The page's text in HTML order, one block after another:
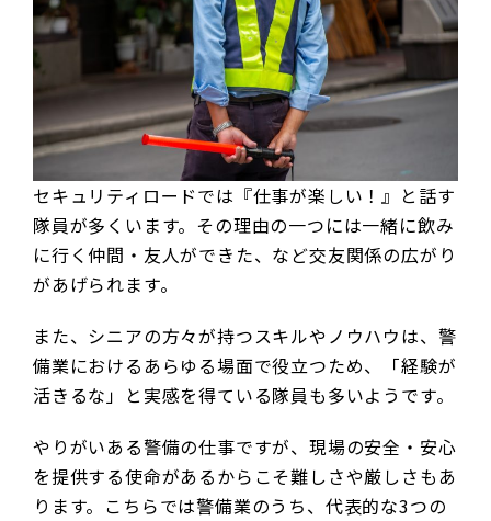
セキュリティロードでは『仕事が楽しい！』と話す
隊員が多くいます。その理由の一つには一緒に飲み
に行く仲間・友人ができた、など交友関係の広がり
があげられます。
また、シニアの方々が持つスキルやノウハウは、警
備業におけるあらゆる場面で役立つため、「経験が
活きるな」と実感を得ている隊員も多いようです。
やりがいある警備の仕事ですが、現場の安全・安心
を提供する使命があるからこそ難しさや厳しさもあ
ります。こちらでは警備業のうち、代表的な3つの